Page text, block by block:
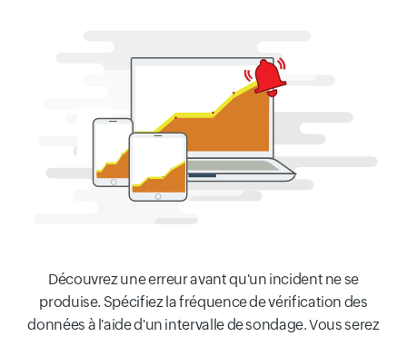
Découvrez une erreur avant qu'un incident ne se
produise. Spécifiez la fréquence de vérification des
données à l'aide d'un intervalle de sondage. Vous serez